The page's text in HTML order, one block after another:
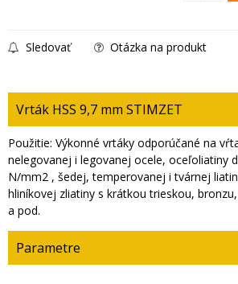
Sledovať Otázka na produkt
Vrták HSS 9,7 mm STIMZET
Použitie: Výkonné vrtáky odporúčané na
nelegovanej i legovanej ocele, oceľoliatiny
N/mm2 , šedej, temperovanej i tvárnej
hliníkovej zliatiny s krátkou trieskou,
a pod.
Parametre